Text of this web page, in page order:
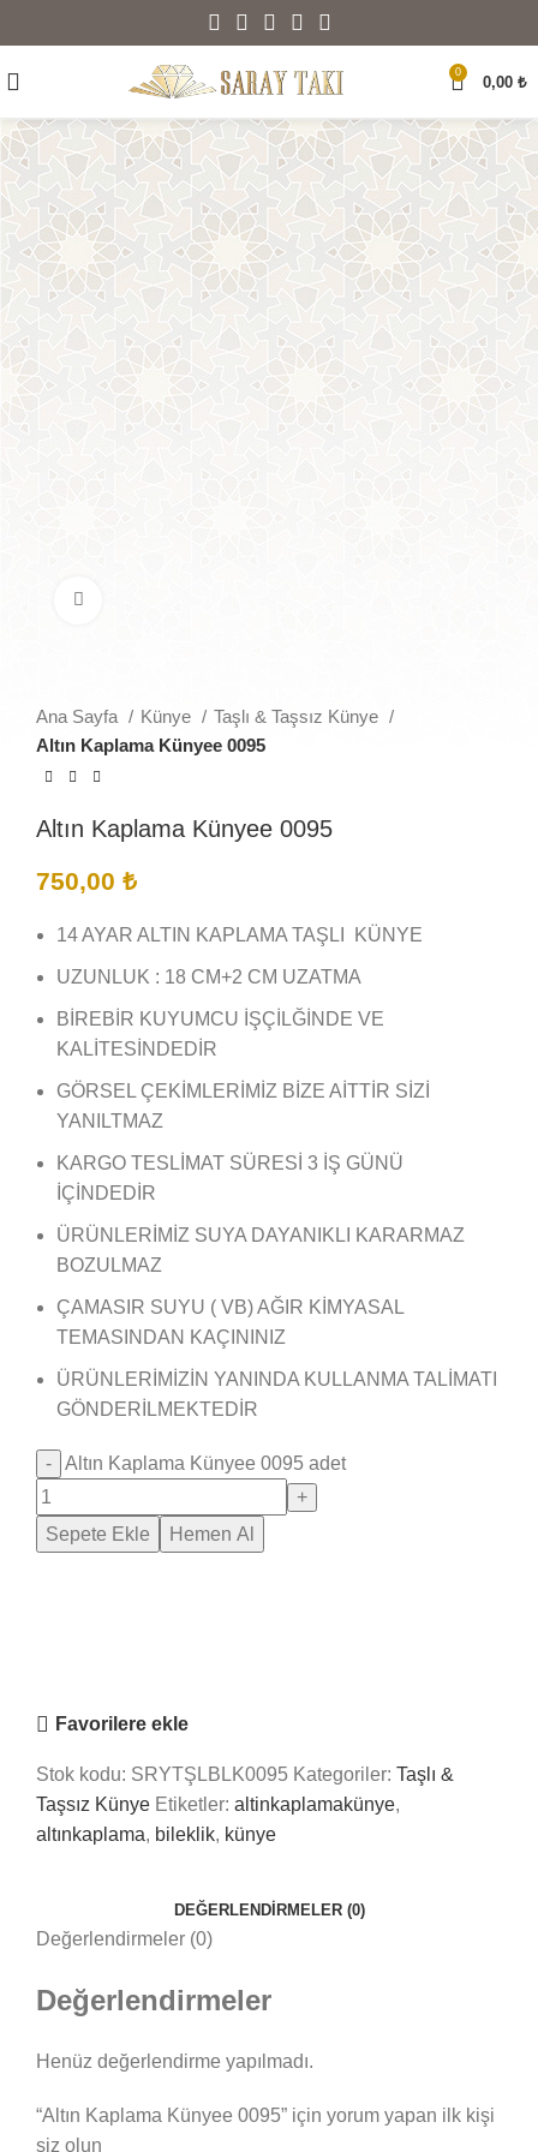
0
0,00 ₺
Ana Sayfa Künye
Taşlı & Taşsız Künye
Altın Kaplama Künyee 0095
Altın Kaplama Künyee 0095
750,00 ₺
14 AYAR ALTIN KAPLAMA TAŞLI KÜNYE
UZUNLUK : 18 CM+2 CM UZATMA
BİREBİR KUYUMCU İŞÇİLĞİNDE VE
KALİTESİNDEDİR
GÖRSEL ÇEKİMLERİMİZ BİZE AİTTİR SİZİ
YANILTMAZ
KARGO TESLİMAT SÜRESİ 3 İŞ GÜNÜ
İÇİNDEDİR
ÜRÜNLERİMİZ SUYA DAYANIKLI KARARMAZ
BOZULMAZ
ÇAMASIR SUYU ( VB) AĞIR KİMYASAL
TEMASINDAN KAÇININIZ
ÜRÜNLERİMİZİN YANINDA KULLANMA TALİMATI
GÖNDERİLMEKTEDİR
Altın Kaplama Künyee 0095 adet
Sepete Ekle Hemen Al
Favorilere ekle
Stok kodu: SRYTŞLBLK0095 Kategoriler: Taşlı &
Taşsız Künye Etiketler: altinkaplamakünye,
altınkaplama, bileklik, künye
DEĞERLENDIRMELER (0)
Değerlendirmeler (0)
Değerlendirmeler
Henüz değerlendirme yapılmadı.
“Altın Kaplama Künyee 0095” için yorum yapan ilk kişi
siz olun